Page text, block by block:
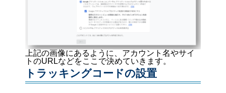
上記の画像にあるように、アカウント名やサイ
トのURLなどをここで決めていきます。
トラッキングコードの設置